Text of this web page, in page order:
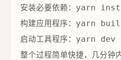
安装必要依赖： yarn
构建应用程序： yarn
启动工具程序： yarn dev
整个过程简单快捷，几分钟